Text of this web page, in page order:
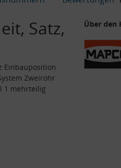
Satz,
Einbauposition
Zweirohr
1 mehrteilig
Über den